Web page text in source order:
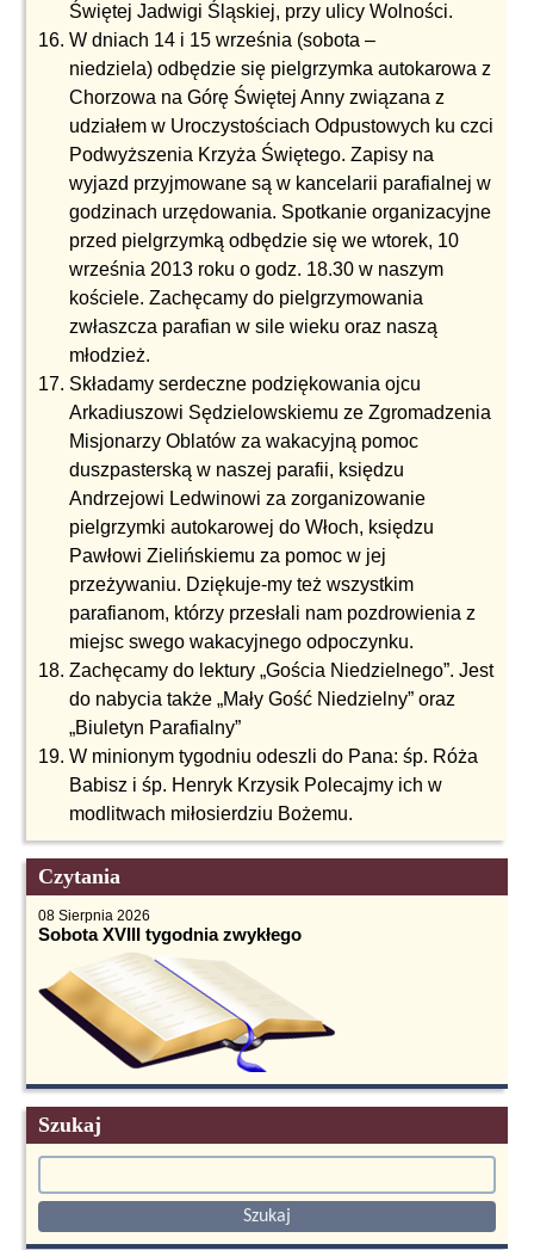
Świętej Jadwigi Śląskiej, przy ulicy Wolności.
W dniach 14 i 15 września (sobota –
niedziela) odbędzie się pielgrzymka autokarowa z
Chorzowa na Górę Świętej Anny związana z
udziałem w Uroczystościach Odpustowych ku czci
Podwyższenia Krzyża Świętego. Zapisy na
wyjazd przyjmowane są w kancelarii parafialnej w
godzinach urzędowania. Spotkanie organizacyjne
przed pielgrzymką odbędzie się we wtorek, 10
września 2013 roku o godz. 18.30 w naszym
kościele. Zachęcamy do pielgrzymowania
zwłaszcza parafian w sile wieku oraz naszą
młodzież.
Składamy serdeczne podziękowania ojcu
Arkadiuszowi Sędzielowskiemu ze Zgromadzenia
Misjonarzy Oblatów za wakacyjną pomoc
duszpasterską w naszej parafii, księdzu
Andrzejowi Ledwinowi za zorganizowanie
pielgrzymki autokarowej do Włoch, księdzu
Pawłowi Zielińskiemu za pomoc w jej
przeżywaniu. Dziękuje-my też wszystkim
parafianom, którzy przesłali nam pozdrowienia z
miejsc swego wakacyjnego odpoczynku.
Zachęcamy do lektury „Gościa Niedzielnego”. Jest
do nabycia także „Mały Gość Niedzielny” oraz
„Biuletyn Parafialny”
W minionym tygodniu odeszli do Pana: śp. Róża
Babisz i śp. Henryk Krzysik Polecajmy ich w
modlitwach miłosierdziu Bożemu.
Czytania
08 Sierpnia 2026
Sobota XVIII tygodnia zwykłego
Szukaj